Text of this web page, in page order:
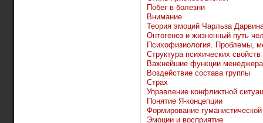
Побег в болезни
Внимание
Теория эмоций Чарльза
Онтогенез и жизненный путь
Психофизиология. Проблемы,
Структура психических
Важнейшие функции менеджера
Воздействие состава группы
Страх
Управление конфликтной
Понятие Я-концепции
Формирование
Эмоции и восприятие